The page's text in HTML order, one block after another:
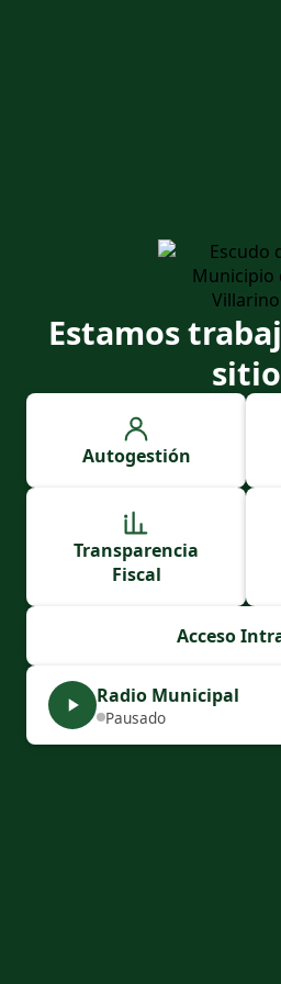
Estamos
sitio
Autogestión
Transparencia
Fiscal
Acceso
Radio Municipal
Pausado